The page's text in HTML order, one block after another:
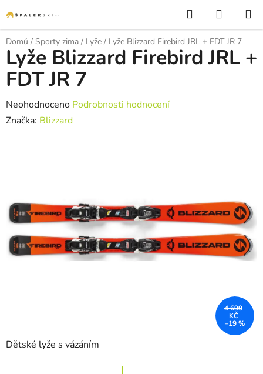
Hledat
Domů / Sporty zima / Lyže / Lyže Blizzard Firebird JRL + FDT JR 7
Dětské lyže s vázáním
Lyže Blizzard Firebird JRL +
FDT JR 7
Průměrné hodnocení produktu je 0,0 z 5 hvězdiček.
Neohodnoceno Podrobnosti hodnocení
Značka: Blizzard
4 699
KČ
–19 %